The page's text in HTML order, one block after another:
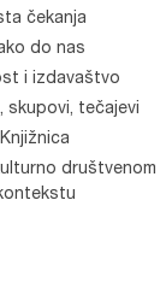
čekanja
do nas
i izdavaštvo
skupovi, tečajevi
Knjižnica
društvenom